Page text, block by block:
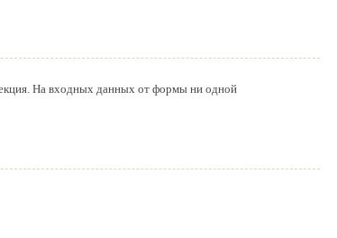
На входных данных от формы ни одной